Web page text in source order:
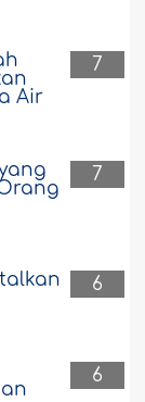
7
Air
7
6
6